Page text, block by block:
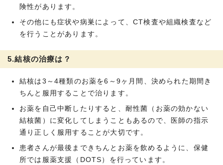
険性があります。
その他にも症状や病巣によって、CT検査や組織検査など
を行うことがあります。
5.結核の治療は？
結核は3～4種類のお薬を6～9ヶ月間、決められた期間き
ちんと服用することで治ります。
お薬を自己中断したりすると、耐性菌（お薬の効かない
結核菌）に変化してしまうこともあるので、医師の指示
通り正しく服用することが大切です。
患者さんが最後まできちんとお薬を飲めるように、保健
所では服薬支援（DOTS）を行っています。